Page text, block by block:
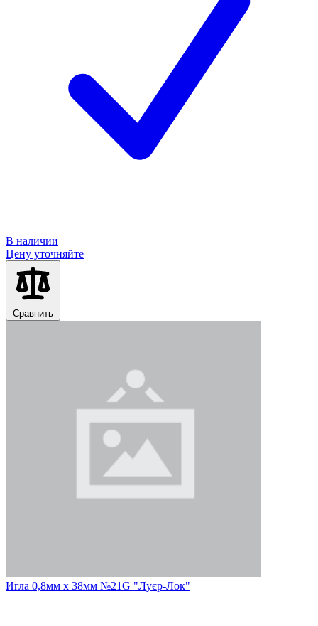
В наличии
Цену уточняйте
Сравнить
Игла 0,8мм х 38мм №21G "Луєр-Лок"